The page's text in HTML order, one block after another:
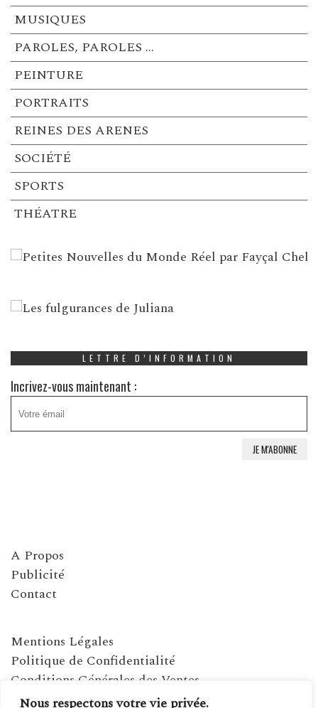
Nous respectons votre vie privée.
MUSIQUES
PAROLES, PAROLES …
PEINTURE
PORTRAITS
REINES DES ARENES
SOCIÉTÉ
SPORTS
THÉATRE
LETTRE D’INFORMATION
Incrivez-vous maintenant :
A Propos
Publicité
Contact
Mentions Légales
Politique de Confidentialité
Conditions Générales des Ventes